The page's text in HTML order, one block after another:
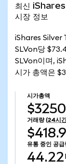
최신
시장 정보
iShares Silver
SLVon당
SLVon이며,
시가 총액은
시가총액
거래량 (24시
유통 중인 공급
44.22